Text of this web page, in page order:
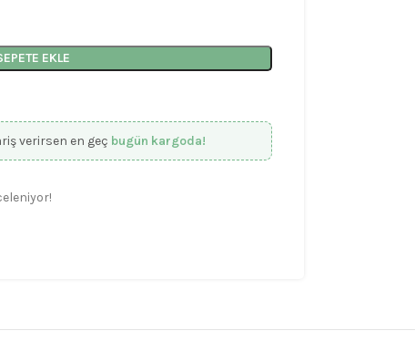
EKLE
verirsen en geç bugün kargoda!